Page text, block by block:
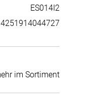
ES014I2
4251914044727